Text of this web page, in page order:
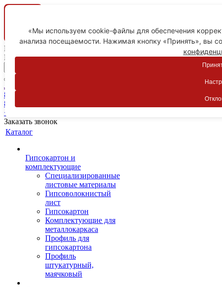
Ваш город
Пятигорск
Личный кабинет
8-800-775-59-89
8-800-775-59-89
+7 918 754-83-77
Заказать звонок
Каталог
Гипсокартон и
комплектующие
Специализированные
листовые материалы
Гипсоволокнистый
лист
Гипсокартон
Комплектующие для
металлокаркаса
Профиль для
гипсокартона
Профиль
штукатурный,
маячковый
«Мы используем cookie-файлы для обеспечения
анализа посещаемости. Нажимая кнопку «Принять», вы